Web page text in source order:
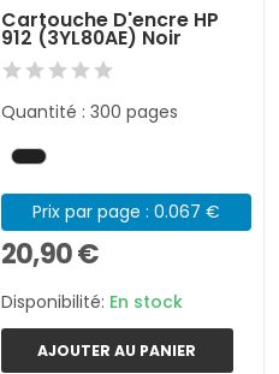
Cartouche D'encre HP
912 (3YL80AE) Noir
Quantité : 300 pages
Prix par page : 0.067 €
20,90 €
Disponibilité: En stock
AJOUTER AU PANIER